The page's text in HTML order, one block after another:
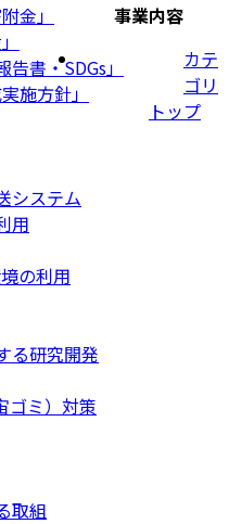
金」
書・SDGs」
施方針」
事業内容
カテ
ゴリ
トップ
システム
用
の利用
る研究開発
ゴミ）対策
取組